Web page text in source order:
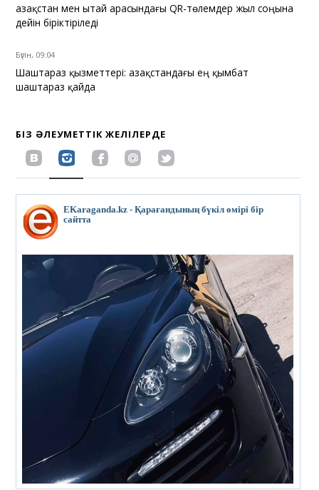
Қазақстан мен Қытай арасындағы QR-төлемдер жыл соңына
дейін біріктіріледі
Бүгін, 09:04
Шаштараз қызметтері: Қазақстандағы ең қымбат
шаштараз қайда
БІЗ ӘЛЕУМЕТТІК ЖЕЛІЛЕРДЕ
EKaraganda.kz - Қарағандының бүкіл өмірі бір
сайтта